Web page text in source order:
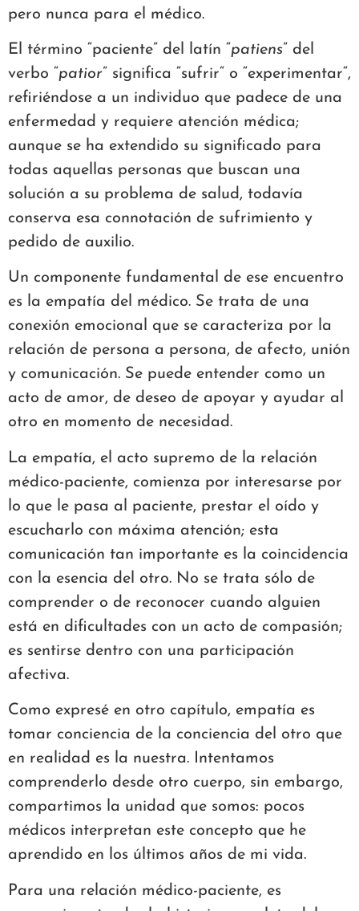
pero nunca para el médico.
El término “paciente” del latín “patiens” del
verbo “patior” significa “sufrir“ o “experimentar“,
refiriéndose a un individuo que padece de una
enfermedad y requiere atención médica;
aunque se ha extendido su significado para
todas aquellas personas que buscan una
solución a su problema de salud, todavía
conserva esa connotación de sufrimiento y
pedido de auxilio.
Un componente fundamental de ese encuentro
es la empatía del médico. Se trata de una
conexión emocional que se caracteriza por la
relación de persona a persona, de afecto, unión
y comunicación. Se puede entender como un
acto de amor, de deseo de apoyar y ayudar al
otro en momento de necesidad.
La empatía, el acto supremo de la relación
médico-paciente, comienza por interesarse por
lo que le pasa al paciente, prestar el oído y
escucharlo con máxima atención; esta
comunicación tan importante es la coincidencia
con la esencia del otro. No se trata sólo de
comprender o de reconocer cuando alguien
está en dificultades con un acto de compasión;
es sentirse dentro con una participación
afectiva.
Como expresé en otro capítulo, empatía es
tomar conciencia de la conciencia del otro que
en realidad es la nuestra. Intentamos
comprenderlo desde otro cuerpo, sin embargo,
compartimos la unidad que somos: pocos
médicos interpretan este concepto que he
aprendido en los últimos años de mi vida.
Para una relación médico-paciente, es